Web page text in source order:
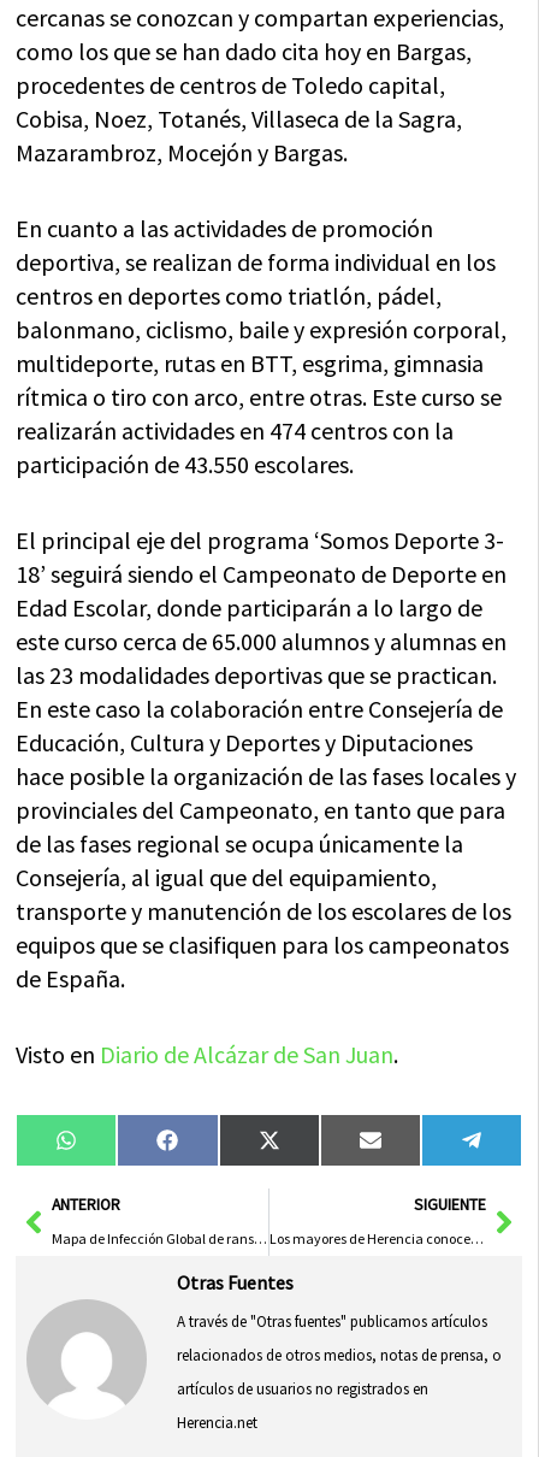
cercanas se conozcan y compartan experiencias,
como los que se han dado cita hoy en Bargas,
procedentes de centros de Toledo capital,
Cobisa, Noez, Totanés, Villaseca de la Sagra,
Mazarambroz, Mocejón y Bargas.
En cuanto a las actividades de promoción
deportiva, se realizan de forma individual en los
centros en deportes como triatlón, pádel,
balonmano, ciclismo, baile y expresión corporal,
multideporte, rutas en BTT, esgrima, gimnasia
rítmica o tiro con arco, entre otras. Este curso se
realizarán actividades en 474 centros con la
participación de 43.550 escolares.
El principal eje del programa ‘Somos Deporte 3-
18’ seguirá siendo el Campeonato de Deporte en
Edad Escolar, donde participarán a lo largo de
este curso cerca de 65.000 alumnos y alumnas en
las 23 modalidades deportivas que se practican.
En este caso la colaboración entre Consejería de
Educación, Cultura y Deportes y Diputaciones
hace posible la organización de las fases locales y
provinciales del Campeonato, en tanto que para
de las fases regional se ocupa únicamente la
Consejería, al igual que del equipamiento,
transporte y manutención de los escolares de los
equipos que se clasifiquen para los campeonatos
de España.
Visto en Diario de Alcázar de San Juan.
Compartir
en
WhatsAppCompartir
en
FacebookCompartir
en
X
(Twitter)
Compartir
en
Email
en
AntANTERIOR
Mapa de Infección Global de ransomware WannaCry
SIGUIENTE
Los mayores de Herencia conocen las instalaciones de tratamiento de agua potable y depuración de agua residual
Otras Fuentes
A través de "Otras fuentes" publicamos artículos
relacionados de otros medios, notas de prensa, o
artículos de usuarios no registrados en
Herencia.net